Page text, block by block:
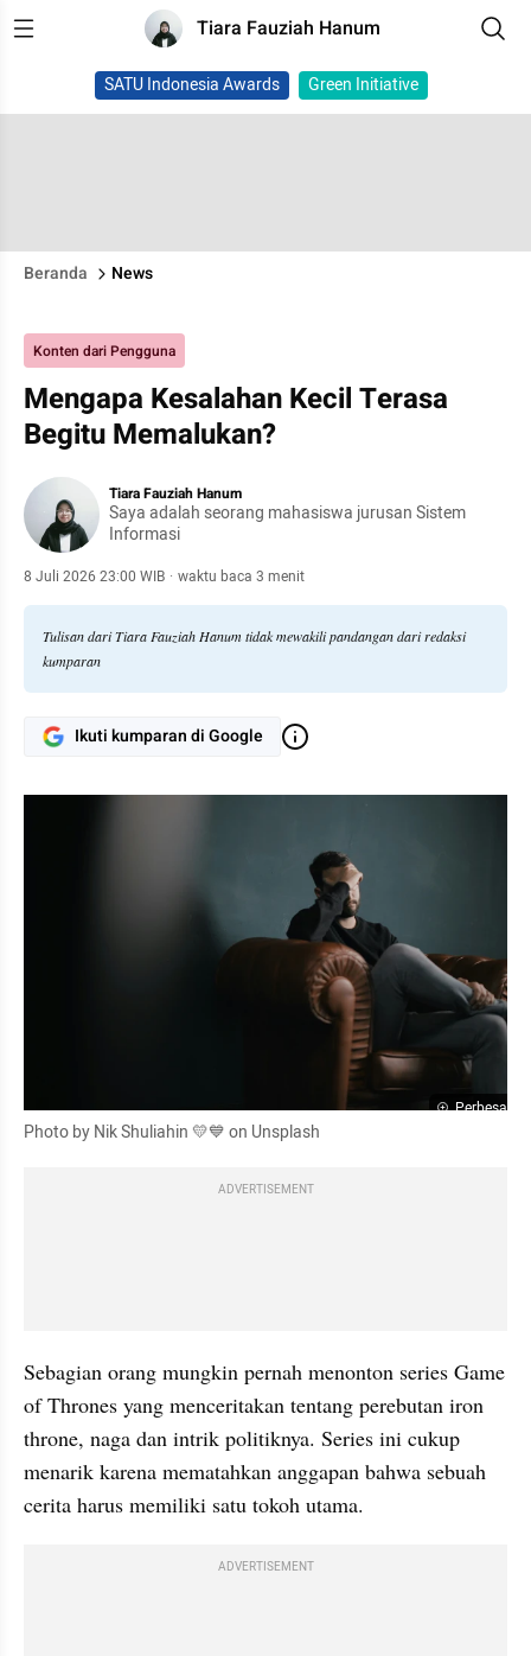
Tiara Fauziah Hanum
SATU Indonesia Awards Green Initiative
Beranda News
Konten dari Pengguna
Mengapa Kesalahan Kecil Terasa
Begitu Memalukan?
Tiara Fauziah Hanum
Saya adalah seorang mahasiswa jurusan Sistem
Informasi
8 Juli 2026 23:00 WIB · waktu baca 3 menit
Tulisan dari Tiara Fauziah Hanum tidak mewakili pandangan dari redaksi
kumparan
Ikuti kumparan di Google
Perbesar
Photo by Nik Shuliahin 💛💙 on Unsplash
ADVERTISEMENT
Sebagian orang mungkin pernah menonton series Game
of Thrones yang menceritakan tentang perebutan iron
throne, naga dan intrik politiknya. Series ini cukup
menarik karena mematahkan anggapan bahwa sebuah
cerita harus memiliki satu tokoh utama.
ADVERTISEMENT